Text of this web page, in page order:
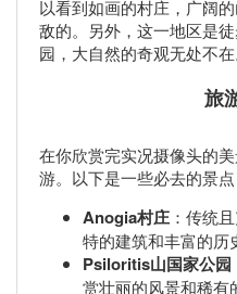
以看到如画的村庄，广阔
敌的。另外，这一地区是
园，大自然的奇观无处不在
旅
在你欣赏完实况摄像头的
游。以下是一些必去的景
Anogia村庄 ：传统
特的建筑和丰富的历
Psiloritis山国家公园
赏壮丽的风景和稀有